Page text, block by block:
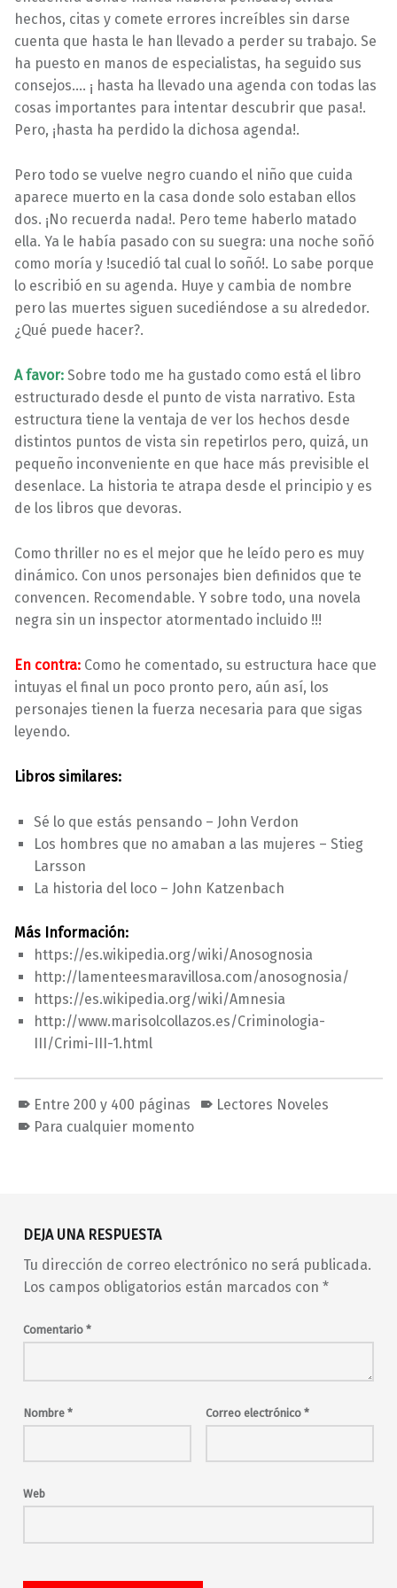
hechos, citas y comete errores increíbles sin darse
cuenta que hasta le han llevado a perder su trabajo. Se
ha puesto en manos de especialistas, ha seguido sus
consejos…. ¡ hasta ha llevado una agenda con todas las
cosas importantes para intentar descubrir que pasa!.
Pero, ¡hasta ha perdido la dichosa agenda!.
Pero todo se vuelve negro cuando el niño que cuida
aparece muerto en la casa donde solo estaban ellos
dos. ¡No recuerda nada!. Pero teme haberlo matado
ella. Ya le había pasado con su suegra: una noche soñó
como moría y !sucedió tal cual lo soñó!. Lo sabe porque
lo escribió en su agenda. Huye y cambia de nombre
pero las muertes siguen sucediéndose a su alrededor.
¿Qué puede hacer?.
A favor: Sobre todo me ha gustado como está el libro
estructurado desde el punto de vista narrativo. Esta
estructura tiene la ventaja de ver los hechos desde
distintos puntos de vista sin repetirlos pero, quizá, un
pequeño inconveniente en que hace más previsible el
desenlace. La historia te atrapa desde el principio y es
de los libros que devoras.
Como thriller no es el mejor que he leído pero es muy
dinámico. Con unos personajes bien definidos que te
convencen. Recomendable. Y sobre todo, una novela
negra sin un inspector atormentado incluido !!!
En contra: Como he comentado, su estructura hace que
intuyas el final un poco pronto pero, aún así, los
personajes tienen la fuerza necesaria para que sigas
leyendo.
Libros similares:
Sé lo que estás pensando – John Verdon
Los hombres que no amaban a las mujeres – Stieg
Larsson
La historia del loco – John Katzenbach
Más Información:
https://es.wikipedia.org/wiki/Anosognosia
http://lamenteesmaravillosa.com/anosognosia/
https://es.wikipedia.org/wiki/Amnesia
http://www.marisolcollazos.es/Criminologia-
III/Crimi-III-1.html
Entre 200 y 400 páginas
Lectores Noveles
Para cualquier momento
DEJA UNA RESPUESTA
Tu dirección de correo electrónico no será publicada.
Los campos obligatorios están marcados con *
Comentario *
Nombre * Correo electrónico *
Web